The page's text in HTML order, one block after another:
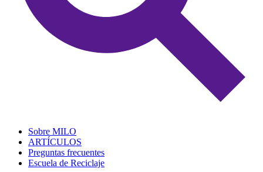
Sobre MILO
ARTÍCULOS
Preguntas frecuentes
Escuela de Reciclaje